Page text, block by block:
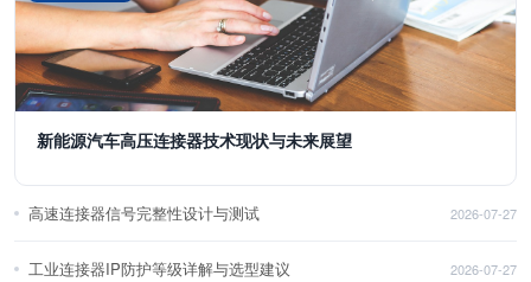
新能源汽车高压连接器技术现状与未来展望
高速连接器信号完整性设计与测试 2026-07-27
工业连接器IP防护等级详解与选型建议 2026-07-27